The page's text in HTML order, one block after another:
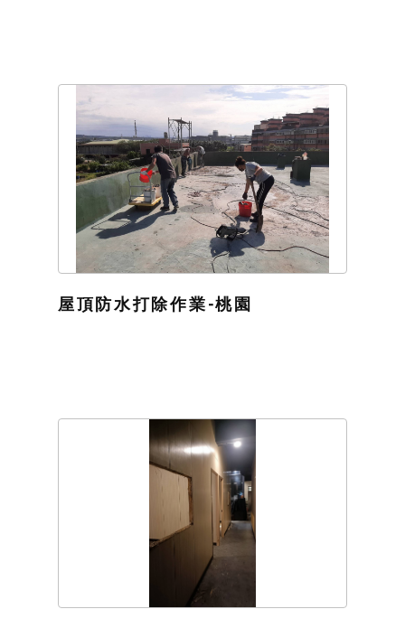
屋頂防水打除作業-桃園